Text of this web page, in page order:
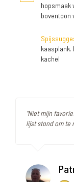
hopsmaak
boventoon
kaasplank.
kachel
"Niet mijn
lijst stond om te